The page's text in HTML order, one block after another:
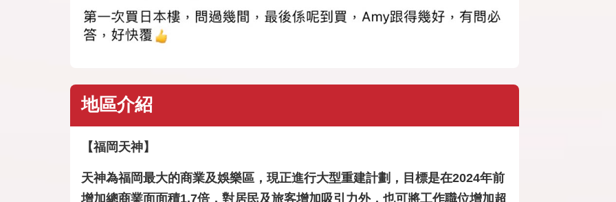
地區介紹
【福岡天神】
天神為福岡最大的商業及娛樂區，現正進行大型重建計劃，目標是在2024年前
增加總商業面面積1.7倍，對居民及旅客增加吸引力外，也可將工作職位增加超